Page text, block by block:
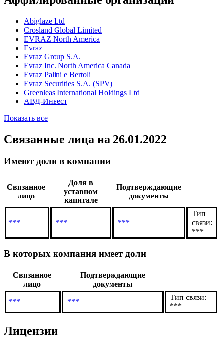
Abiglaze Ltd
Crosland Global Limited
EVRAZ North America
Evraz
Evraz Group S.A.
Evraz Inc. North America Canada
Evraz Palini e Bertoli
Evraz Securities S.A. (SPV)
Greenleas International Holdings Ltd
АВД-Инвест
Показать все
Связанные лица на 26.01.2022
Имеют доли в компании
Связанное
лицо
Доля в
уставном
капитале
Подтверждающие
документы
*** *** ***
Тип
связи:
***
В которых компания имеет доли
Связанное
лицо
Подтверждающие
документы
*** ***
Тип связи:
***
Лицензии